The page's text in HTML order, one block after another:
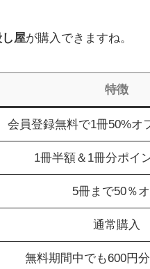
屋が購入できますね。
特徴
会員登録無料で1冊50%オ
1冊半額＆1冊分ポイ
5冊まで50％
通常購入
無料期間中でも600円